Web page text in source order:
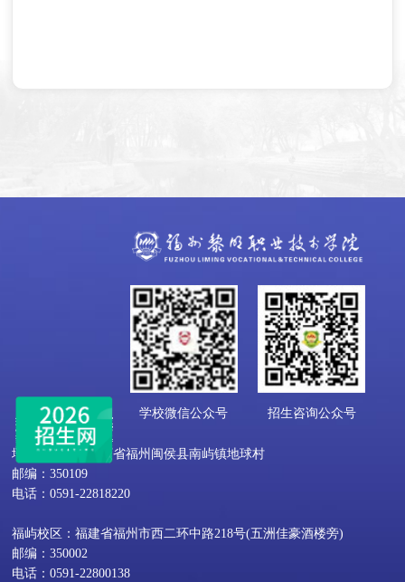
学校微信公众号 招生咨询公众号
地球村校区：福建省福州闽侯县南屿镇地球村
邮编：350109
电话：0591-22818220
福屿校区：福建省福州市西二环中路218号(五洲佳豪酒楼旁)
邮编：350002
电话：0591-22800138